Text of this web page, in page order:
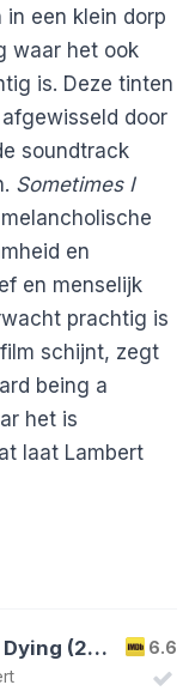
een klein dorp
waar het ook
is. Deze tinten
door
soundtrack
Sometimes I
en
en menselijk
prachtig is
schijnt, zegt
being a
het is
laat Lambert
6.6
Sometimes I Think About Dying (2023)